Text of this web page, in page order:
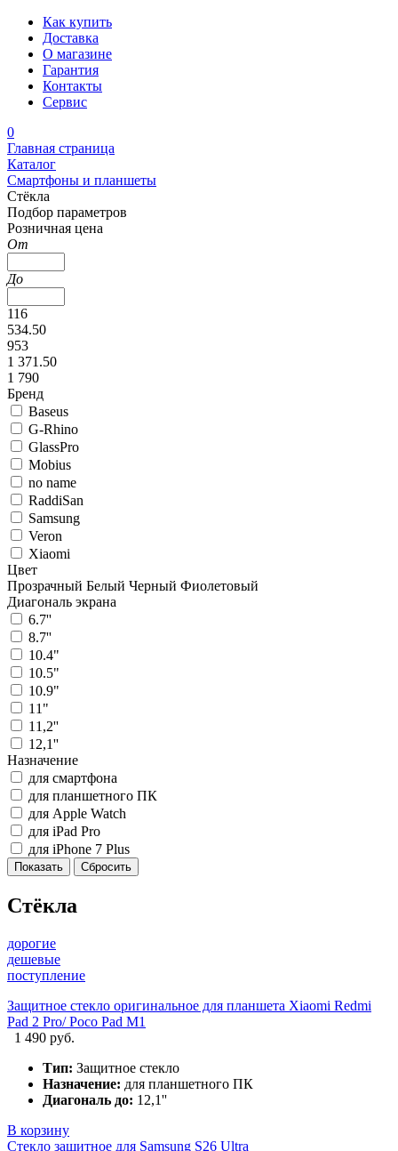
Как купить
Доставка
О магазине
Гарантия
Контакты
Сервис
0
Главная страница
Каталог
Смартфоны и планшеты
Стёкла
Подбор параметров
Розничная цена
От
До
116
534.50
953
1 371.50
1 790
Бренд
Baseus
G-Rhino
GlassPro
Mobius
no name
RaddiSan
Samsung
Veron
Xiaomi
Цвет
Прозрачный Белый Черный Фиолетовый
Диагональ экрана
6.7''
8.7''
10.4"
10.5"
10.9"
11"
11,2''
12,1''
Назначение
для смартфона
для планшетного ПК
для Apple Watch
для iPad Pro
для iPhone 7 Plus
Стёкла
дорогие
дешевые
поступление
Защитное стекло оригинальное для планшета Xiaomi Redmi
Pad 2 Pro/ Poco Pad M1
1 490 руб.
Тип: Защитное стекло
Назначение: для планшетного ПК
Диагональ до: 12,1''
В корзину
Стекло защитное для Samsung S26 Ultra